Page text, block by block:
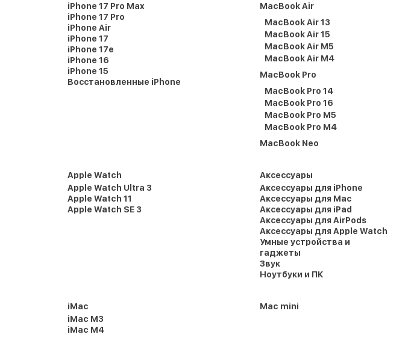
iPhone 17 Pro Max
iPhone 17 Pro
iPhone Air
iPhone 17
iPhone 17e
iPhone 16
iPhone 15
Восстановленные iPhone
MacBook Air
MacBook Air 13
MacBook Air 15
MacBook Air M5
MacBook Air M4
MacBook Pro
MacBook Pro 14
MacBook Pro 16
MacBook Pro M5
MacBook Pro M4
MacBook Neo
Apple Watch
Apple Watch Ultra 3
Apple Watch 11
Apple Watch SE 3
Аксессуары
Аксессуары для iPhone
Аксессуары для Mac
Аксессуары для iPad
Аксессуары для AirPods
Аксессуары для Apple Watch
Умные устройства и
гаджеты
Звук
Ноутбуки и ПК
iMac
iMac M3
iMac M4
Mac mini